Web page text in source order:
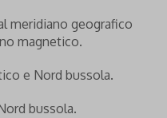
meridiano geografico
magnetico.
e Nord bussola.
bussola.